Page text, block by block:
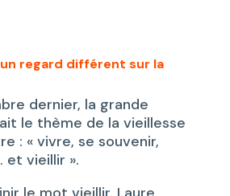
regard différent sur la
dernier, la grande
le thème de la vieillesse
: « vivre, se souvenir,
vieillir ».